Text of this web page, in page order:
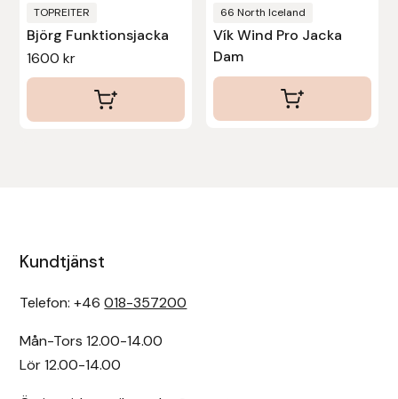
TOPREITER
Björg Funktionsjacka
1600kr
produktsidan
66 North Iceland
Vík Wind Pro Jacka
Dam
Kundtjänst
Telefon: +46018-357200
Mån-Tors 12.00-14.00
Lör 12.00-14.00